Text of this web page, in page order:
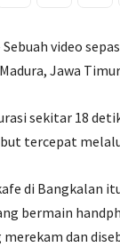
Sebuah video
Jawa
sekitar 18
tercepat
di Bangkalan
bermain
dan